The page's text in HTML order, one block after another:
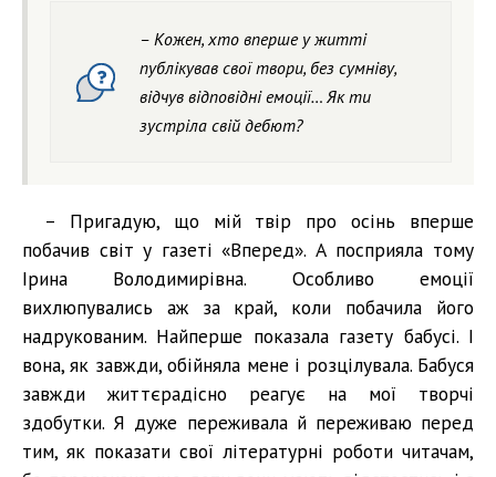
– Кожен, хто вперше у житті
публікував свої твори, без сумніву,
відчув відповідні емоції… Як ти
зустріла свій дебют?
– Пригадую, що мій твір про осінь вперше
побачив світ у газеті «Вперед». А посприяла тому
Ірина Володимирівна. Особливо емоції
вихлюпувались аж за край, коли побачила його
надрукованим. Найперше показала газету бабусі. І
вона, як завжди, обійняла мене і розцілувала. Бабуся
завжди життєрадісно реагує на мої творчі
здобутки. Я дуже переживала й переживаю перед
тим, як показати свої літературні роботи читачам,